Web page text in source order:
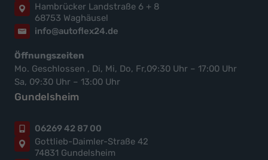
Hambrücker Landstraße 6 + 8
68753 Waghäusel
info@autoflex24.de
Öffnungszeiten
Mo. Geschlossen , Di, Mi, Do, Fr,09:30 Uhr – 17:00 Uhr
Sa, 09:30 Uhr – 13:00 Uhr
Gundelsheim
06269 42 87 00
Gottlieb-Daimler-Straße 42
74831 Gundelsheim